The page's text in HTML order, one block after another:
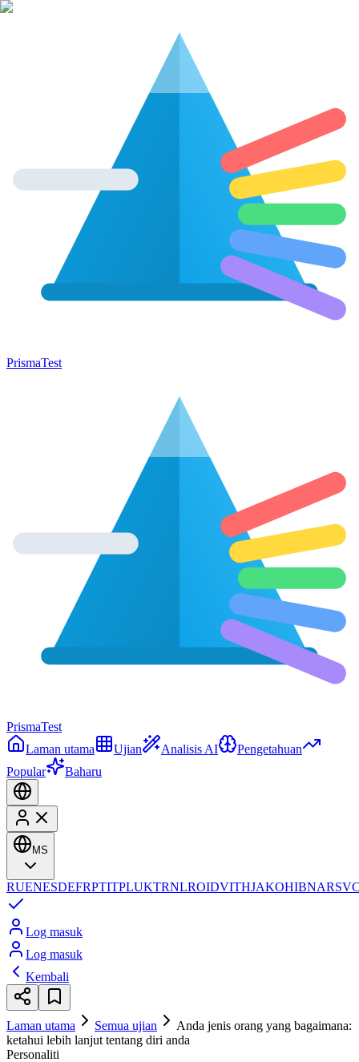
PrismaTest
PrismaTest
Laman utama
Ujian Analisis AI
Pengetahuan
Popular
Baharu
MS
RUENESDEFRPTITPLUKTRNLROIDVITHJAKOHIBNARSV
Log masuk
Log masuk
Kembali
Laman utama Semua ujian
Anda jenis orang yang bagaimana:
ketahui lebih lanjut tentang diri anda
Personaliti